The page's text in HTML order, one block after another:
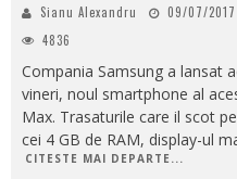
Sianu Alexandru 09/07/2017
4836
Compania Samsung a lansat
vineri, noul smartphone al
Max. Trasaturile care il scot
cei 4 GB de RAM, display-ul
CITESTE MAI DEPARTE...